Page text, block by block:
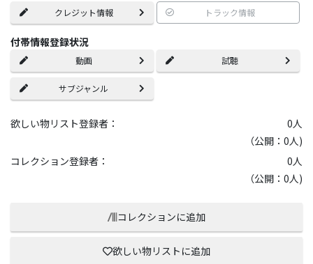
クレジット情報 トラック情報
付帯情報登録状況
動画 試聴
サブジャンル
欲しい物リスト登録者： 0人
（公開：0人)
コレクション登録者：
0人
（公開：0人)
コレクションに追加
欲しい物リストに追加